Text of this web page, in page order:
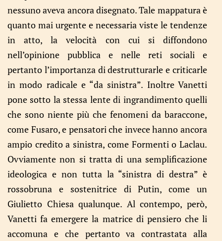
nessuno aveva ancora disegnato. Tale mappatura è
quanto mai urgente e necessaria viste le tendenze
in atto, la velocità con cui si diffondono
nell’opinione pubblica e nelle reti sociali e
pertanto l’importanza di destrutturarle e criticarle
in modo radicale e “da sinistra”. Inoltre Vanetti
pone sotto la stessa lente di ingrandimento quelli
che sono niente più che fenomeni da baraccone,
come Fusaro, e pensatori che invece hanno ancora
ampio credito a sinistra, come Formenti o Laclau.
Ovviamente non si tratta di una semplificazione
ideologica e non tutta la “sinistra di destra” è
rossobruna e sostenitrice di Putin, come un
Giulietto Chiesa qualunque. Al contempo, però,
Vanetti fa emergere la matrice di pensiero che li
accomuna e che pertanto va contrastata alla